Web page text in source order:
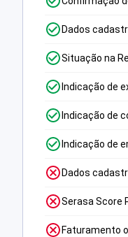
Dados
Situação na
Indicação de
Indicação de
Indicação de
Dados
Serasa Score
Faturamento